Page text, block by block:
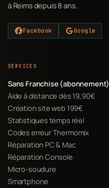
à Reims depuis 8 ans.
Facebook Google
SERVICES
Sans Franchise (abonnement)
Aide à distance dès 19,90€
Création site web 199€
Statistiques temps réel
Codes erreur Thermomix
Réparation PC & Mac
Réparation Console
Micro-soudure
Smartphone